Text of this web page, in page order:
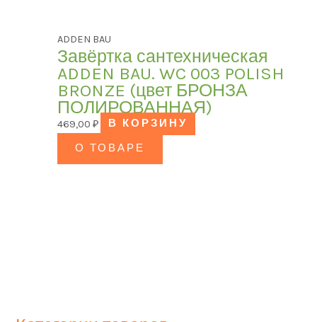
ADDEN BAU
Завёртка сантехническая
ADDEN BAU. WC 003 POLISH
BRONZE (цвет БРОНЗА
ПОЛИРОВАННАЯ)
469,00 ₽
В КОРЗИНУ
О ТОВАРЕ